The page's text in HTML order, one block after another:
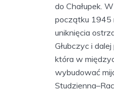
do Chałupek.
początku 1945
uniknięcia
Głubczyc i
która w
wybudować